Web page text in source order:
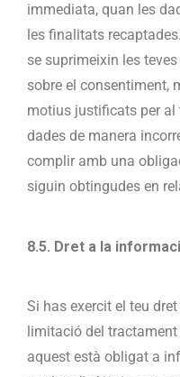
immediata, quan les
les finalitats
se suprimeixin les
sobre el consentiment,
motius justificats per al
dades de manera
complir amb una
siguin obtingudes en
8.5. Dret a la
Si has exercit el teu
limitació del
aquest està obligat a